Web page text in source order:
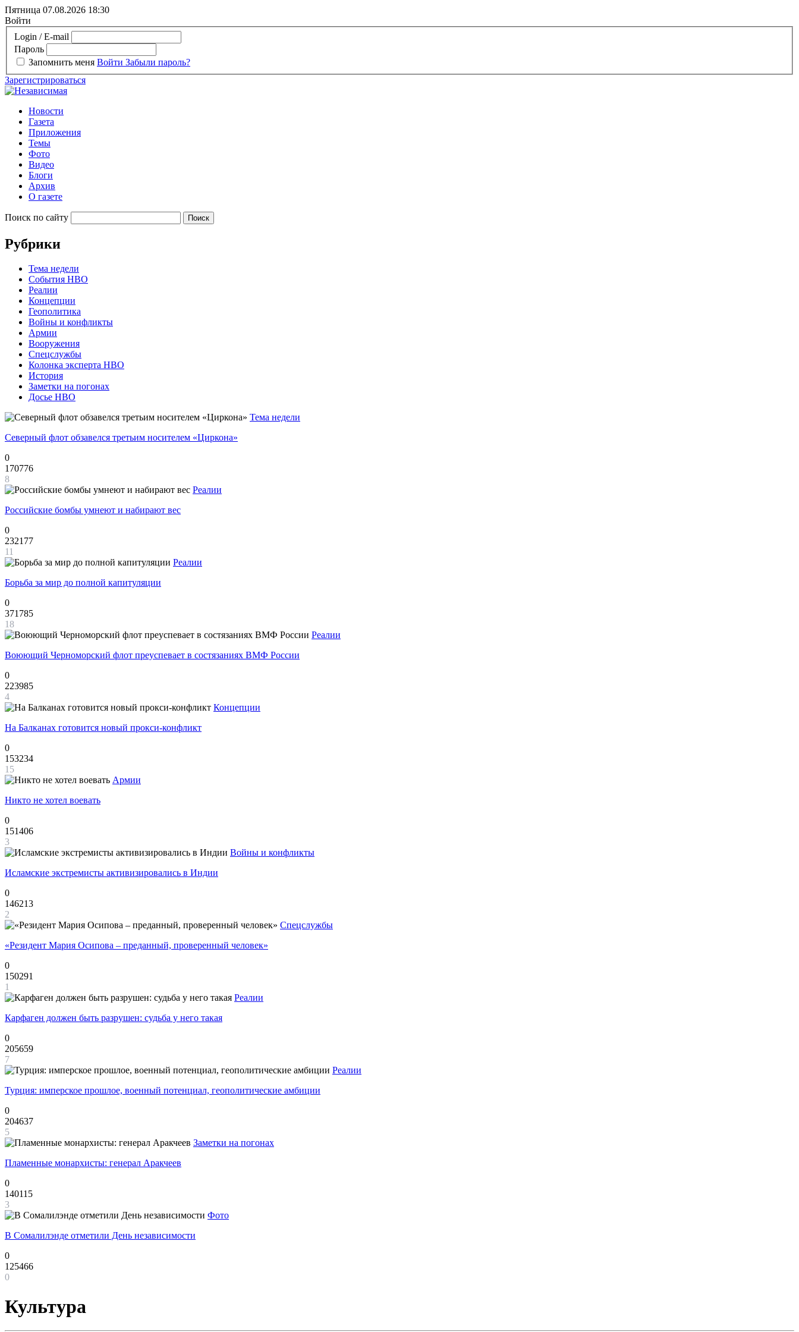
Пятница 07.08.2026 18:30
Войти
Login / E-mail
Пароль
Запомнить меня Войти Забыли пароль?
Зарегистрироваться
Новости
Газета
Приложения
Темы
Фото
Видео
Блоги
Архив
О газете
Поиск по сайту
Рубрики
Тема недели
События НВО
Реалии
Концепции
Геополитика
Войны и конфликты
Армии
Вооружения
Спецслужбы
Колонка эксперта НВО
История
Заметки на погонах
Досье НВО
Тема недели
Северный флот обзавелся третьим носителем «Циркона»
0
170776
8
Реалии
Российские бомбы умнеют и набирают вес
0
232177
11
Реалии
Борьба за мир до полной капитуляции
0
371785
18
Реалии
Воюющий Черноморский флот преуспевает в состязаниях ВМФ России
0
223985
4
Концепции
На Балканах готовится новый прокси-конфликт
0
153234
15
Армии
Никто не хотел воевать
0
151406
3
Войны и конфликты
Исламские экстремисты активизировались в Индии
0
146213
2
Спецслужбы
«Резидент Мария Осипова – преданный, проверенный человек»
0
150291
1
Реалии
Карфаген должен быть разрушен: судьба у него такая
0
205659
7
Реалии
Турция: имперское прошлое, военный потенциал, геополитические амбиции
0
204637
5
Заметки на погонах
Пламенные монархисты: генерал Аракчеев
0
140115
3
Фото
В Сомалилэнде отметили День независимости
0
125466
0
Культура